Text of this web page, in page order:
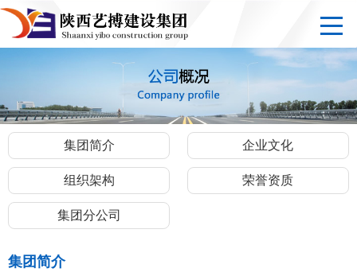
集团简介 企业文化
组织架构 荣誉资质
集团分公司
集团简介